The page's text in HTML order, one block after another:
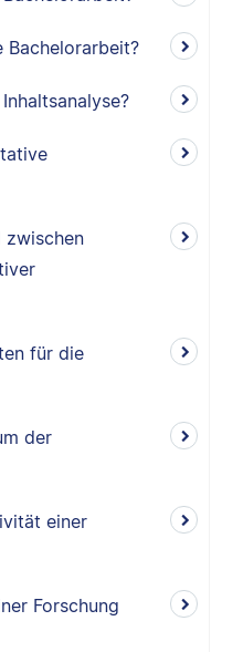
Bachelorarbeit?
zwischen
für die
der
einer
Forschung